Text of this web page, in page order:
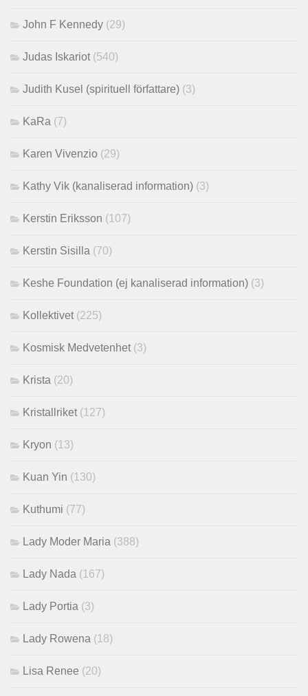
John F Kennedy (29)
Judas Iskariot (540)
Judith Kusel (spirituell författare) (3)
KaRa (7)
Karen Vivenzio (29)
Kathy Vik (kanaliserad information) (3)
Kerstin Eriksson (107)
Kerstin Sisilla (70)
Keshe Foundation (ej kanaliserad information) (3)
Kollektivet (225)
Kosmisk Medvetenhet (3)
Krista (20)
Kristallriket (127)
Kryon (13)
Kuan Yin (130)
Kuthumi (77)
Lady Moder Maria (388)
Lady Nada (167)
Lady Portia (3)
Lady Rowena (18)
Lisa Renee (20)